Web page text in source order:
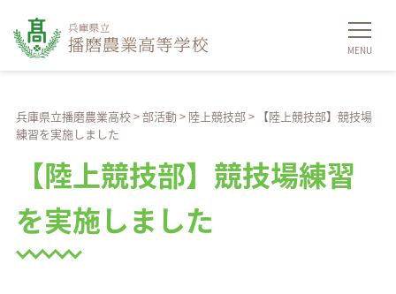
兵庫県立播磨農業高校>部活動 > 陸上競技部> 【陸上競技部】競技場
練習を実施しました
【陸上競技部】競技場練習
を実施しました